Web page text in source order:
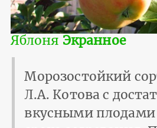
Яблоня Экранное
Морозостойкий
Л.А. Котова с
вкусными плодами